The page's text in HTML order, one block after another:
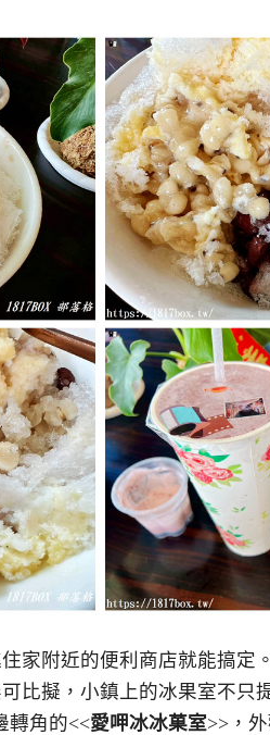
家附近的便利商店就能搞定
比擬，小鎮上的冰果室不只
轉角的<<愛呷冰冰菓室>>，